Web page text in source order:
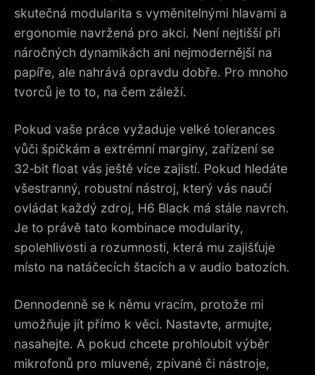
skutečná modularita s vyměnitelnými hlavami a
ergonomie navržená pro akci. Není nejtišší při
náročných dynamikách ani nejmodernější na
papíře, ale nahrává opravdu dobře. Pro mnoho
tvorců je to to, na čem záleží.
Pokud vaše práce vyžaduje velké tolerances
vůči špičkám a extrémní marginy, zařízení se
32‑bit float vás ještě více zajistí. Pokud hledáte
všestranný, robustní nástroj, který vás naučí
ovládat každý zdroj, H6 Black má stále navrch.
Je to právě tato kombinace modularity,
spolehlivosti a rozumnosti, která mu zajišťuje
místo na natáčecích štacích a v audio batozích.
Dennodenně se k němu vracím, protože mi
umožňuje jít přímo k věci. Nastavte, armujte,
nasahejte. A pokud chcete prohloubit výběr
mikrofonů pro mluvené, zpívané či nástroje,